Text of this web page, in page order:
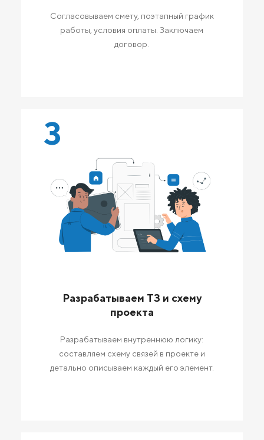
Согласовываем смету, поэтапный график
работы, условия оплаты. Заключаем
договор.
3
Разрабатываем ТЗ и схему
проекта
Разрабатываем внутреннюю логику:
составляем схему связей в проекте и
детально описываем каждый его элемент.